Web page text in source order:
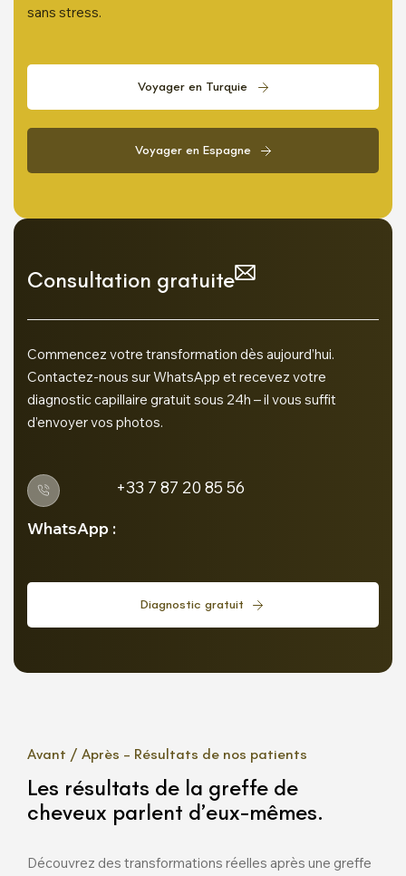
sans stress.
Consultation gratuite
Commencez votre transformation dès aujourd’hui.
Contactez-nous sur WhatsApp et recevez votre
diagnostic capillaire gratuit sous 24h – il vous suffit
d’envoyer vos photos.
WhatsApp :
+33 7 87 20 85 56
Avant / Après – Résultats de nos patients
Les résultats de la greffe de
cheveux parlent d’eux-mêmes.
Découvrez des transformations réelles après une greffe